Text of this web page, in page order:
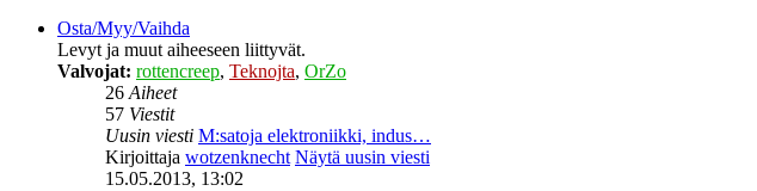
Osta/Myy/Vaihda
Levyt ja muut aiheeseen liittyvät.
Valvojat: rottencreep, Teknojta, OrZo
26Aiheet
57 Viestit
Uusin viesti M:satoja elektroniikki, indus…
Kirjoittaja wotzenknecht Näytä uusin viesti
15.05.2013, 13:02